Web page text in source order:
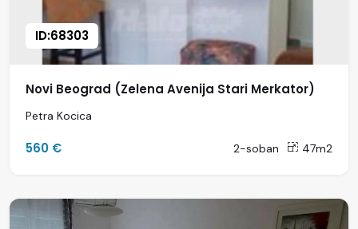
ID:68303
Novi Beograd (Zelena Avenija Stari Merkator)
Petra Kocica
560 € 2-soban 47m2